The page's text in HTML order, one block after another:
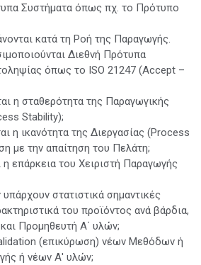
Συστήματα όπως πχ. το Πρότυπο
κατά τη Ροή της Παραγωγής.
Διεθνή Πρότυπα
όπως το ISO 21247 (Accept –
η σταθερότητα της Παραγωγικής
Stability);
η ικανότητα της Διεργασίας (Process
με την απαίτηση του Πελάτη;
η επάρκεια του Χειριστή Παραγωγής
στατιστικά σημαντικές
του προϊόντος ανά βάρδια,
Προμηθευτή Α΄ υλών;
(επικύρωση) νέων Μεθόδων ή
ή νέων Α' υλών;